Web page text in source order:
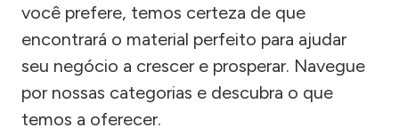
você prefere, temos certeza de que
encontrará o material perfeito para ajudar
seu negócio a crescer e prosperar. Navegue
por nossas categorias e descubra o que
temos a oferecer.